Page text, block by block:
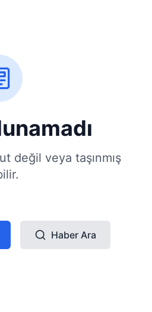
değil veya taşınmış
Haber Ara